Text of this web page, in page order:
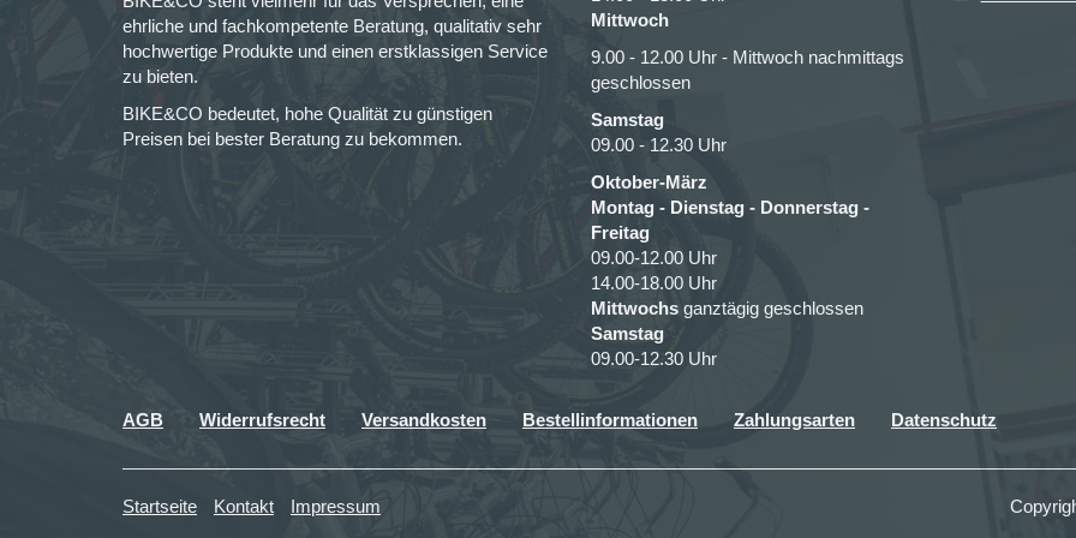
ehrliche und fachkompetente Beratung, qualitativ sehr
hochwertige Produkte und einen erstklassigen Service
zu bieten.
BIKE&CO bedeutet, hohe Qualität zu günstigen
Preisen bei bester Beratung zu bekommen.
Mittwoch
9.00 - 12.00 Uhr - Mittwoch nachmittags
geschlossen
Samstag
09.00 - 12.30 Uhr
Oktober-März
Montag - Dienstag - Donnerstag -
Freitag
09.00-12.00 Uhr
14.00-18.00 Uhr
Mittwochs ganztägig geschlossen
Samstag
09.00-12.30 Uhr
AGB Widerrufsrecht Versandkosten Bestellinformationen Zahlungsarten Datenschutz
Startseite Kontakt Impressum